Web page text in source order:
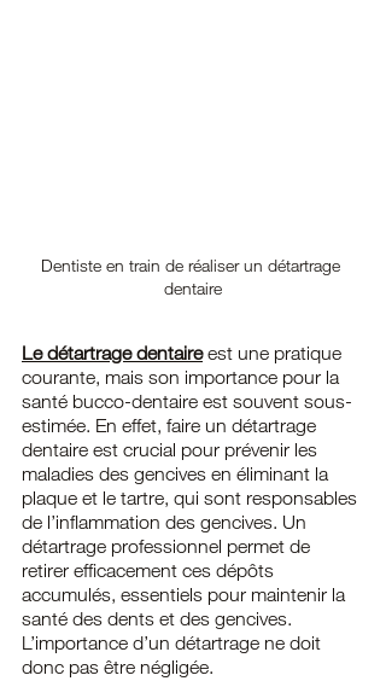
Dentiste en train de réaliser un détartrage
dentaire
Le détartrage dentaire est une pratique
courante, mais son importance pour la
santé bucco-dentaire est souvent sous-
estimée. En effet, faire un détartrage
dentaire est crucial pour prévenir les
maladies des gencives en éliminant la
plaque et le tartre, qui sont responsables
de l’inflammation des gencives. Un
détartrage professionnel permet de
retirer efficacement ces dépôts
accumulés, essentiels pour maintenir la
santé des dents et des gencives.
L’importance d’un détartrage ne doit
donc pas être négligée.